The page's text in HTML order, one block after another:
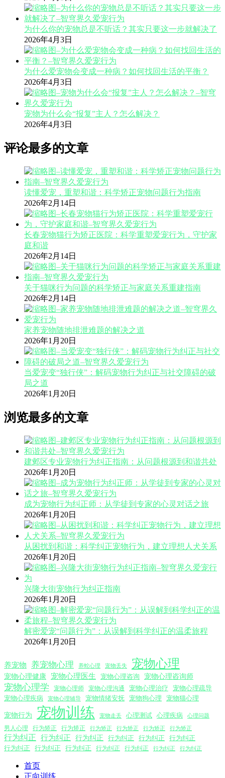
为什么你的宠物总是不听话？其实只要这一步就解决了
2026年4月3日
为什么爱宠物会变成一种病？如何找回生活的平衡？
2026年4月3日
宠物为什么会“报复”主人？怎么解决？
2026年4月3日
评论最多的文章
读懂爱宠，重塑和谐：科学矫正宠物问题行为指南
2026年2月14日
长春宠物猫行为矫正医院：科学重塑爱宠行为，守护家
庭和谐
2026年2月14日
关于猫咪行为问题的科学矫正与家庭关系重建指南
2026年2月14日
家养宠物随地排泄难题的解决之道
2026年1月20日
当爱宠变“独行侠”：解码宠物行为纠正与社交障碍的破
局之道
2026年1月20日
浏览最多的文章
建邺区专业宠物行为纠正指南：从问题根源到和谐共处
2026年1月20日
成为宠物行为纠正师：从学徒到专家的心灵对话之旅
2026年1月20日
从困扰到和谐：科学纠正宠物行为，建立理想人犬关系
2026年1月20日
兴隆大街宠物行为纠正指南
2026年1月20日
解密爱宠“问题行为”：从误解到科学纠正的温柔旅程
2026年1月20日
养宠物 养宠物心理 养蛇心理 宠物丢失 宠物心理
宠物心理健康 宠物心理医生 宠物心理咨询 宠物心理咨询师
宠物心理学 宠物心理师 宠物心理沟通 宠物心理治疗
宠物心理疏导
宠物心理疾病
宠物心理辅导 宠物情绪安抚 宠物狗心理 宠物猫心理
宠物行为 宠物训练 宠物走丢 心理测试 心理疾病 心理问题
男人心理 行为矫正 行为矫正 行为矫正 行为矫正 行为矫正 行为矫正
行为纠正 行为纠正 行为纠正 行为纠正 行为纠正
行为纠正
行为纠正
行为纠正 行为纠正 行为纠正 行为纠正 行为纠正 行为纠正
首页
正向训练